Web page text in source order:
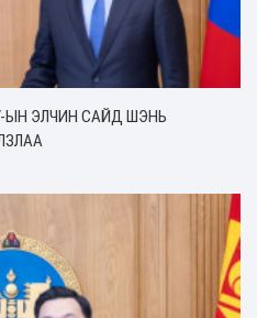
ЫН ЭЛЧИН САЙД ШЭНЬ